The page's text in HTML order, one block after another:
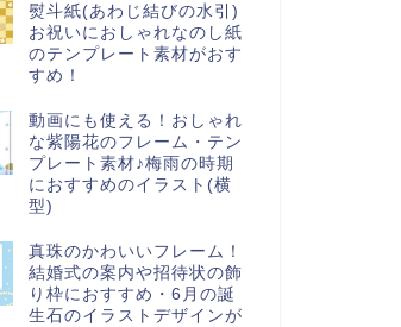
熨斗紙(あわじ結びの水引)
お祝いにおしゃれなのし紙
のテンプレート素材がおす
すめ！
動画にも使える！おしゃれ
な紫陽花のフレーム・テン
プレート素材♪梅雨の時期
におすすめのイラスト(横
型)
真珠のかわいいフレーム！
結婚式の案内や招待状の飾
り枠におすすめ・6月の誕
生石のイラストデザインが